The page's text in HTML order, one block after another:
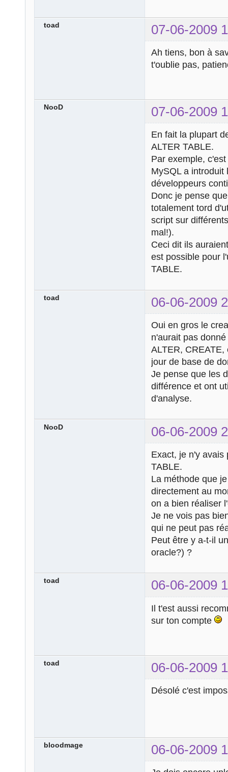
toad 07-06-2009
Ah tiens, bon à
t'oublie pas,
NooD 07-06-2009
En fait la plupart
ALTER TABLE.
Par exemple,
MySQL a introduit
développeurs
Donc je pense
totalement tord
script sur
mal!).
Ceci dit ils
est possible pour
TABLE.
toad 06-06-2009
Oui en gros le
n'aurait pas
ALTER,
jour de base de
Je pense que les
différence et ont
d'analyse.
NooD 06-06-2009
Exact, je n'y avais
TABLE.
La méthode que
directement au
on a bien réaliser
Je ne vois pas
qui ne peut pas
Peut être y a-t-il
oracle?) ?
toad 06-06-2009
Il t'est aussi
sur ton compte
toad 06-06-2009
Désolé c'est
bloodmage 06-06-2009